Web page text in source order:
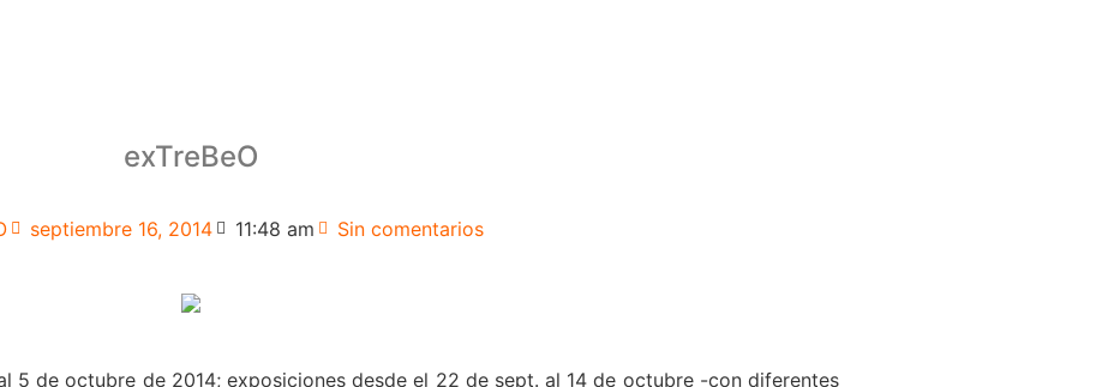
exTreBeO
septiembre 16, 2014 11:48 am Sin comentarios
5 de octubre de 2014; exposiciones desde el 22 de sept. al 14 de octubre -con diferentes